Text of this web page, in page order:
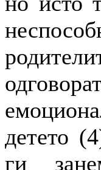
детето
ги